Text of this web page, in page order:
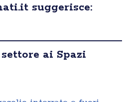
suggerisce:
ai Spazi